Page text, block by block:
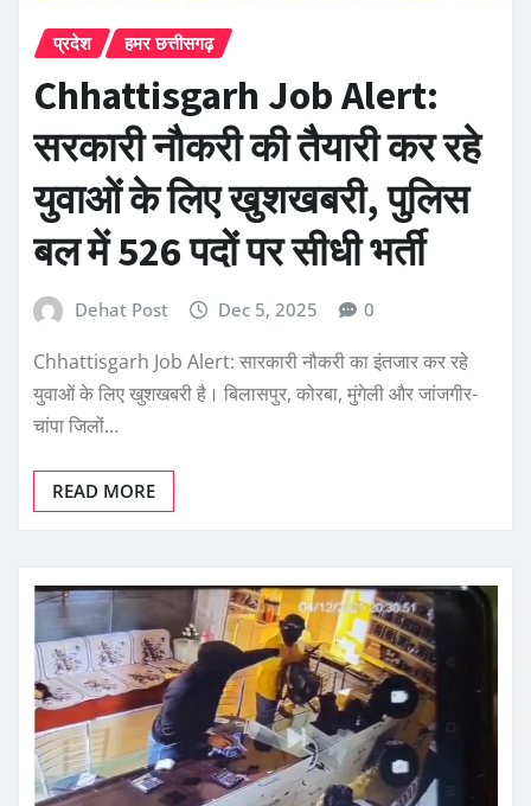
प्रदेश हमर छत्तीसगढ़
Chhattisgarh Job Alert:
सरकारी नौकरी की तैयारी कर रहे
युवाओं के लिए खुशखबरी, पुलिस
बल में 526 पदों पर सीधी भर्ती
Dehat Post Dec 5, 2025 0
Chhattisgarh Job Alert: सारकारी नौकरी का इंतजार कर रहे
युवाओं के लिए खुशखबरी है। बिलासपुर, कोरबा, मुंगेली और जांजगीर-
चांपा जिलों…
READ MORE